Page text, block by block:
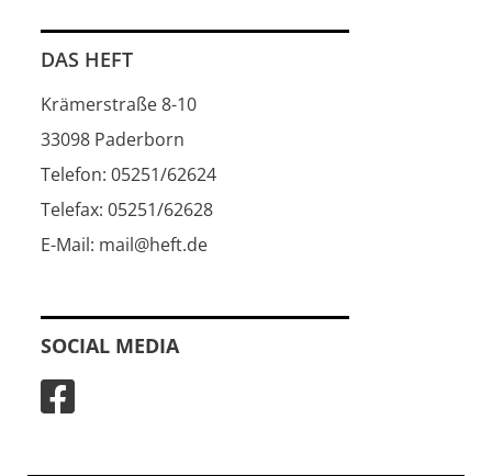
DAS HEFT
Krämerstraße 8-10
33098 Paderborn
Telefon: 05251/62624
Telefax: 05251/62628
E-Mail: mail@heft.de
SOCIAL MEDIA